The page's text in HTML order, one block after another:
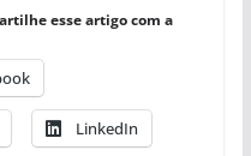
esse artigo com a
LinkedIn